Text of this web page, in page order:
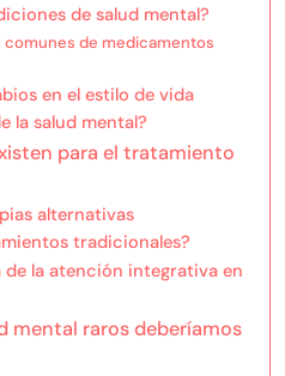
de salud mental?
comunes de medicamentos
en el estilo de vida
la salud mental?
para el tratamiento
alternativas
tradicionales?
la atención integrativa en
mental raros deberíamos